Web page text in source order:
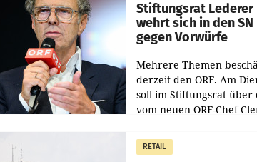
Stiftungsrat Lederer
wehrt sich in den SN
gegen Vorwürfe
Mehrere Themen
derzeit den ORF. Am
soll im Stiftungsrat über
vom neuen ORF-Chef
Besetzungen für die
Direktionen abgestimmt
RETAIL